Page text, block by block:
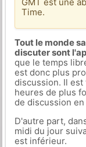
Time.
Tout le monde
discuter sont
que le temps
est donc plus
discussion. Il
heures de plus
de discussion
D'autre part,
midi du jour
est inférieur.